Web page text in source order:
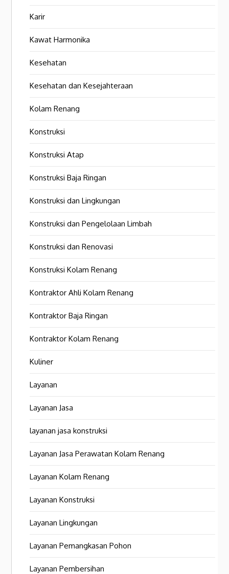
Karir
Kawat Harmonika
Kesehatan
Kesehatan dan Kesejahteraan
Kolam Renang
Konstruksi
Konstruksi Atap
Konstruksi Baja Ringan
Konstruksi dan Lingkungan
Konstruksi dan Pengelolaan Limbah
Konstruksi dan Renovasi
Konstruksi Kolam Renang
Kontraktor Ahli Kolam Renang
Kontraktor Baja Ringan
Kontraktor Kolam Renang
Kuliner
Layanan
Layanan Jasa
layanan jasa konstruksi
Layanan Jasa Perawatan Kolam Renang
Layanan Kolam Renang
Layanan Konstruksi
Layanan Lingkungan
Layanan Pemangkasan Pohon
Layanan Pembersihan